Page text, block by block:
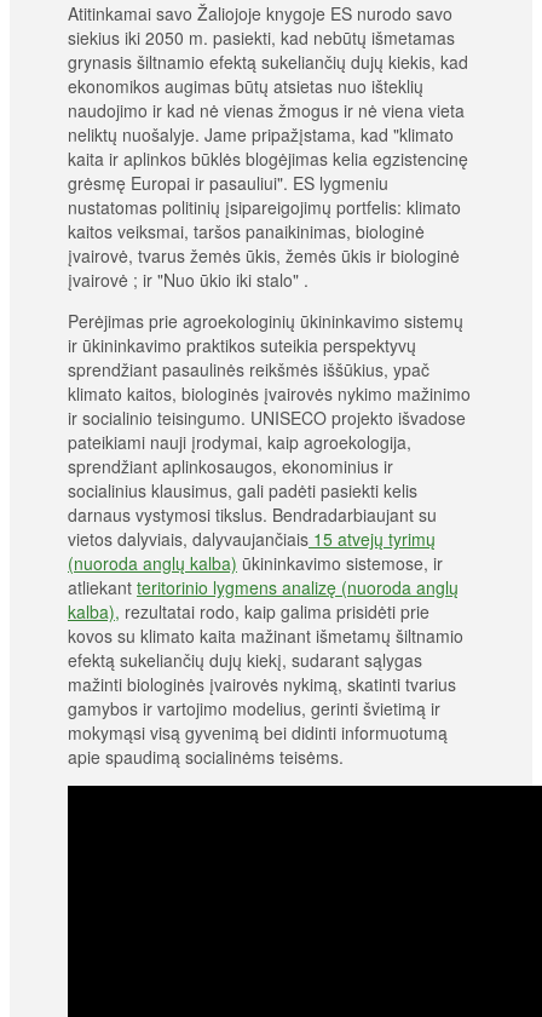
Atitinkamai savo Žaliojoje knygoje ES nurodo savo
siekius iki 2050 m. pasiekti, kad nebūtų išmetamas
grynasis šiltnamio efektą sukeliančių dujų kiekis, kad
ekonomikos augimas būtų atsietas nuo išteklių
naudojimo ir kad nė vienas žmogus ir nė viena vieta
neliktų nuošalyje. Jame pripažįstama, kad "klimato
kaita ir aplinkos būklės blogėjimas kelia egzistencinę
grėsmę Europai ir pasauliui". ES lygmeniu
nustatomas politinių įsipareigojimų portfelis: klimato
kaitos veiksmai, taršos panaikinimas, biologinė
įvairovė, tvarus žemės ūkis, žemės ūkis ir biologinė
įvairovė ; ir "Nuo ūkio iki stalo" .
Perėjimas prie agroekologinių ūkininkavimo sistemų
ir ūkininkavimo praktikos suteikia perspektyvų
sprendžiant pasaulinės reikšmės iššūkius, ypač
klimato kaitos, biologinės įvairovės nykimo mažinimo
ir socialinio teisingumo. UNISECO projekto išvadose
pateikiami nauji įrodymai, kaip agroekologija,
sprendžiant aplinkosaugos, ekonominius ir
socialinius klausimus, gali padėti pasiekti kelis
darnaus vystymosi tikslus. Bendradarbiaujant su
vietos dalyviais, dalyvaujančiais 15 atvejų tyrimų
(nuoroda anglų kalba) ūkininkavimo sistemose, ir
atliekant teritorinio lygmens analizę (nuoroda anglų
kalba), rezultatai rodo, kaip galima prisidėti prie
kovos su klimato kaita mažinant išmetamų šiltnamio
efektą sukeliančių dujų kiekį, sudarant sąlygas
mažinti biologinės įvairovės nykimą, skatinti tvarius
gamybos ir vartojimo modelius, gerinti švietimą ir
mokymąsi visą gyvenimą bei didinti informuotumą
apie spaudimą socialinėms teisėms.